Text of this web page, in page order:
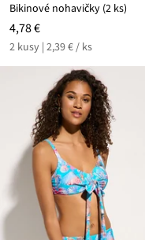
Bikinové nohavičky (2 ks)
4,78 €
2 kusy | 2,39 € / ks